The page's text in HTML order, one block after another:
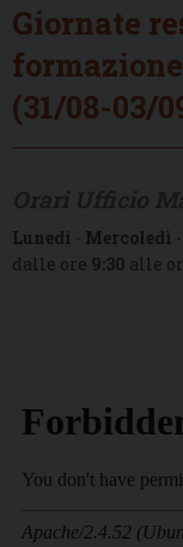
Giornate
(31/08-03/
Lunedì - Mercoledì -
dalle ore 9:30 alle